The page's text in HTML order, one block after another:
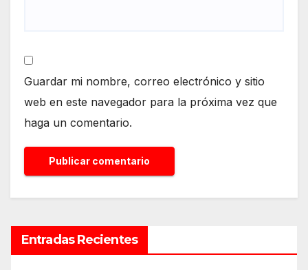
Guardar mi nombre, correo electrónico y sitio
web en este navegador para la próxima vez que
haga un comentario.
Entradas Recientes